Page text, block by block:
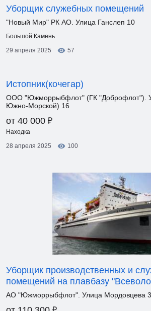
Уборщик служебных помещений
"Новый Мир" РК АО. Улица Ганслеп 10
Большой Камень
29 апреля 2025
57
Истопник(кочегар)
ООО "Южморрыбфлот" (ГК "Доброфлот").
Южно-Морской) 16
от 40 000 ₽
Находка
28 апреля 2025
100
Уборщик производственных и
помещений на плавбазу
АО "Южморрыбфлот". Улица Мордовцева 3
₽